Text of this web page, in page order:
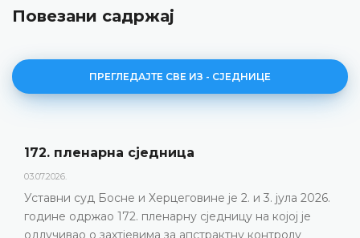
Повезани садржај
ПРЕГЛЕДАЈТЕ СВЕ ИЗ - СЈЕДНИЦЕ
172. пленарна сједницa
03.07.2026.
Уставни суд Босне и Херцеговине је 2. и 3. јула 2026.
године одржао 172. пленарну сједницу на којој је
одлучивао о захтјевима за апстрактну контролу